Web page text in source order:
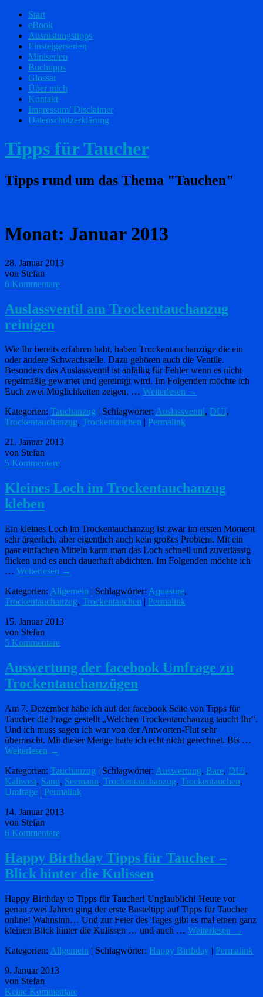
Start
eBook
Ausrüstungstipps
Einsteigerserien
Miniserien
Buchtipps
Glossar
Über mich
Kontakt
Impressum/ Disclaimer
Datenschutzerklärung
Tipps für Taucher
Tipps rund um das Thema "Tauchen"
Monat: Januar 2013
28. Januar 2013
von Stefan
6 Kommentare
Auslassventil am Trockentauchanzug
reinigen
Wie Ihr bereits erfahren habt, haben Trockentauchanzüge die ein
oder andere Schwachstelle. Dazu gehören auch die Ventile.
Besonders das Auslassventil ist anfällig für Fehler wenn es nicht
regelmäßig gewartet und gereinigt wird. Im Folgenden möchte ich
Euch zwei Möglichkeiten zeigen, … Weiterlesen →
Kategorien: Tauchanzug | Schlagwörter: Auslassventil, DUI,
Trockentauchanzug, Trockentauchen
Permalink
21. Januar 2013
von Stefan
5 Kommentare
Kleines Loch im Trockentauchanzug
kleben
Ein kleines Loch im Trockentauchanzug ist zwar im ersten Moment
sehr ärgerlich, aber eigentlich auch kein großes Problem. Mit ein
paar einfachen Mitteln kann man das Loch schnell und zuverlässig
flicken und es auch dauerhaft abdichten. Im Folgenden möchte ich
… Weiterlesen →
Kategorien: Allgemein | Schlagwörter: Aquasure,
Trockentauchanzug, Trockentauchen | Permalink
15. Januar 2013
von Stefan
5 Kommentare
Auswertung der facebook Umfrage zu
Trockentauchanzügen
Am 7. Dezember habe ich auf der facebook Seite von Tipps für
Taucher die Frage gestellt „Welchen Trockentauchanzug taucht Ihr“.
Und ich muss sagen ich war von der Antworten-Flut sehr
überrascht. Mit dieser Menge hatte ich echt nicht gerechnet. Bis …
Weiterlesen →
Kategorien: Tauchanzug | Schlagwörter: Auswertung, Bare, DUI,
Kallweit, Santi, Seemann, Trockentauchanzug, Trockentauchen,
Umfrage | Permalink
14. Januar 2013
von Stefan
6 Kommentare
Happy Birthday Tipps für Taucher –
Blick hinter die Kulissen
Happy Birthday to Tipps für Taucher! Unglaublich! Heute vor
genau zwei Jahren ging der erste Basteltipp auf Tipps für Taucher
online! Wahnsinn… Und zur Feier des Tages gibt es mal einen ganz
kleinen Blick hinter die Kulissen … und auch … Weiterlesen →
Kategorien: Allgemein | Schlagwörter: Happy Birthday | Permalink
9. Januar 2013
von Stefan
Keine Kommentare